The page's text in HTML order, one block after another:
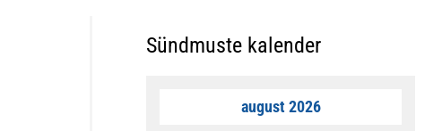
Sündmuste kalender
august 2026